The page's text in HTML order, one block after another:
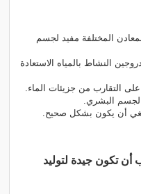
المختلفة مفيد لجسم
النشاط بالمياه الاستعادة
التقارب من جزيئات الماء.
الجسم البشري.
أن يكون بشكل صحيح.
أن تكون جيدة لتوليد